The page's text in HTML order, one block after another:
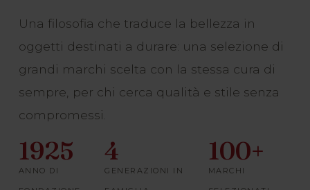
Una filosofia che traduce la bellezza in
oggetti destinati a durare: una selezione di
grandi marchi scelta con la stessa cura di
sempre, per chi cerca qualità e stile senza
compromessi.
1925
ANNO DI
4
GENERAZIONI IN
100+
MARCHI